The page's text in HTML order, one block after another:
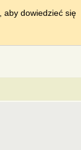
, aby dowiedzieć się